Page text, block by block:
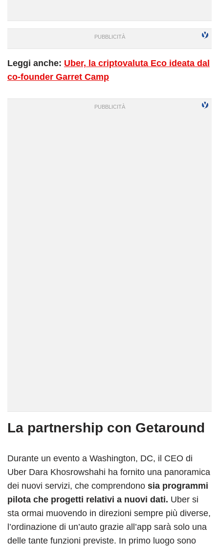
Leggi anche: Uber, la criptovaluta Eco ideata dal
co-founder Garret Camp
La partnership con Getaround
Durante un evento a Washington, DC, il CEO di
Uber Dara Khosrowshahi ha fornito una panoramica
dei nuovi servizi, che comprendono sia programmi
pilota che progetti relativi a nuovi dati. Uber si
sta ormai muovendo in direzioni sempre più diverse,
l’ordinazione di un’auto grazie all’app sarà solo una
delle tante funzioni previste. In primo luogo sono